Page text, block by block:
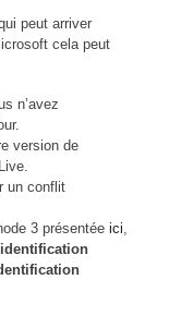
peut arriver
cela peut
n’avez
version de
un conflit
3 présentée ici